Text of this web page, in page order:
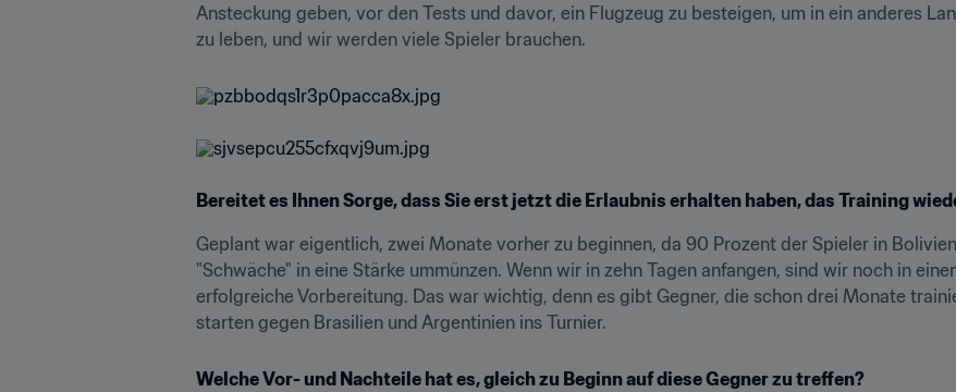
Ansteckung geben, vor den Tests und davor, ein Flugzeug zu besteigen, um in ein anderes
zu leben, und wir werden viele Spieler brauchen.
Bereitet es Ihnen Sorge, dass Sie erst jetzt die Erlaubnis erhalten haben, das Training
Geplant war eigentlich, zwei Monate vorher zu beginnen, da 90 Prozent der Spieler in
"Schwäche" in eine Stärke ummünzen. Wenn wir in zehn Tagen anfangen, sind wir noch in
erfolgreiche Vorbereitung. Das war wichtig, denn es gibt Gegner, die schon drei Monate
starten gegen Brasilien und Argentinien ins Turnier.
Welche Vor- und Nachteile hat es, gleich zu Beginn auf diese Gegner zu treffen?